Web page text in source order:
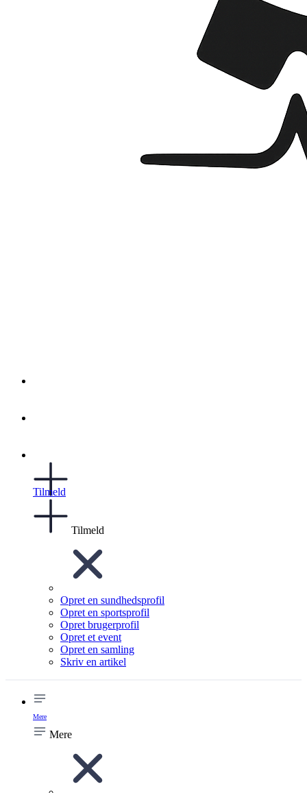
Tilmeld
Tilmeld
Opret en sundhedsprofil
Opret en sportsprofil
Opret brugerprofil
Opret et event
Opret en samling
Skriv en artikel
Mere
Mere